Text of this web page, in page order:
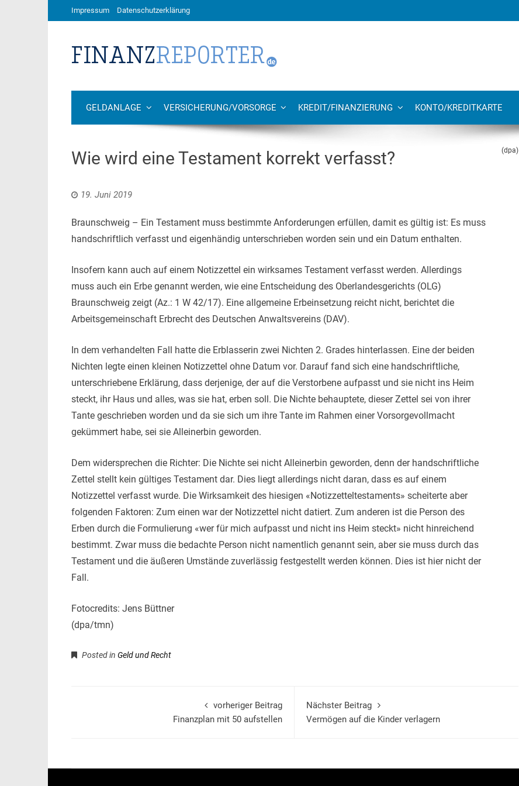
Impressum Datenschutzerklärung
GELDANLAGE VERSICHERUNG/VORSORGE KREDIT/FINANZIERUNG KONTO/KREDITKARTE
Wie wird eine Testament korrekt verfasst? (dpa)
19. Juni 2019
Braunschweig – Ein Testament muss bestimmte Anforderungen erfüllen, damit es gültig ist: Es muss
handschriftlich verfasst und eigenhändig unterschrieben worden sein und ein Datum enthalten.
Insofern kann auch auf einem Notizzettel ein wirksames Testament verfasst werden. Allerdings
muss auch ein Erbe genannt werden, wie eine Entscheidung des Oberlandesgerichts (OLG)
Braunschweig zeigt (Az.: 1 W 42/17). Eine allgemeine Erbeinsetzung reicht nicht, berichtet die
Arbeitsgemeinschaft Erbrecht des Deutschen Anwaltsvereins (DAV).
In dem verhandelten Fall hatte die Erblasserin zwei Nichten 2. Grades hinterlassen. Eine der beiden
Nichten legte einen kleinen Notizzettel ohne Datum vor. Darauf fand sich eine handschriftliche,
unterschriebene Erklärung, dass derjenige, der auf die Verstorbene aufpasst und sie nicht ins Heim
steckt, ihr Haus und alles, was sie hat, erben soll. Die Nichte behauptete, dieser Zettel sei von ihrer
Tante geschrieben worden und da sie sich um ihre Tante im Rahmen einer Vorsorgevollmacht
gekümmert habe, sei sie Alleinerbin geworden.
Dem widersprechen die Richter: Die Nichte sei nicht Alleinerbin geworden, denn der handschriftliche
Zettel stellt kein gültiges Testament dar. Dies liegt allerdings nicht daran, dass es auf einem
Notizzettel verfasst wurde. Die Wirksamkeit des hiesigen «Notizzetteltestaments» scheiterte aber
folgenden Faktoren: Zum einen war der Notizzettel nicht datiert. Zum anderen ist die Person des
Erben durch die Formulierung «wer für mich aufpasst und nicht ins Heim steckt» nicht hinreichend
bestimmt. Zwar muss die bedachte Person nicht namentlich genannt sein, aber sie muss durch das
Testament und die äußeren Umstände zuverlässig festgestellt werden können. Dies ist hier nicht der
Fall.
Fotocredits: Jens Büttner
(dpa/tmn)
Posted in Geld und Recht
vorheriger Beitrag
Finanzplan mit 50 aufstellen
Nächster Beitrag
Vermögen auf die Kinder verlagern